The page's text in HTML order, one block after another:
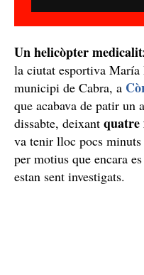
Un helicòpter
la ciutat esportiva María
municipi de Cabra, a
que acabava de patir un
dissabte, deixant quatre
va tenir lloc pocs minuts
per motius que encara
estan sent investigats.